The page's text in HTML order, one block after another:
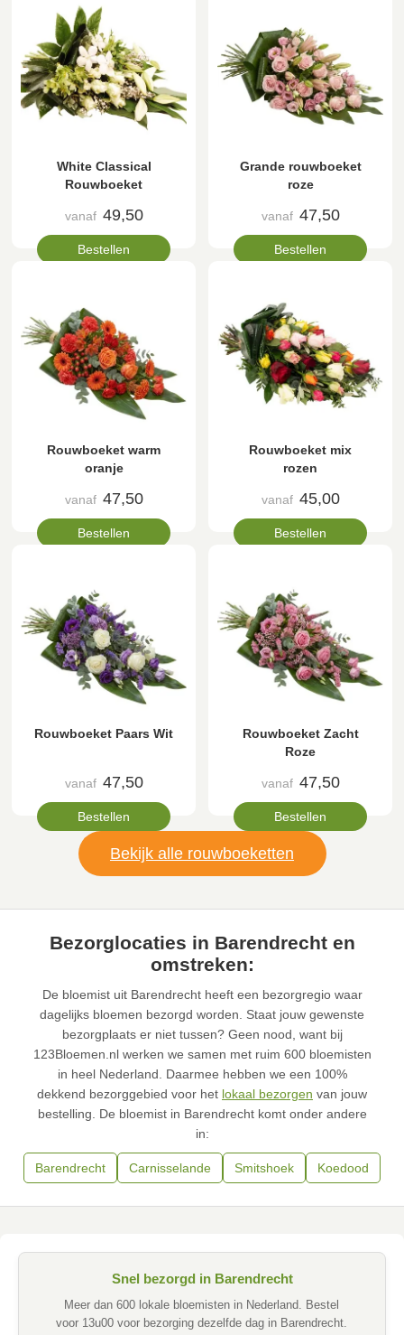
White Classical
Rouwboeket
vanaf 49,50
Bestellen
Grande rouwboeket
roze
vanaf 47,50
Bestellen
Rouwboeket warm
oranje
vanaf 47,50
Bestellen
Rouwboeket mix
rozen
vanaf 45,00
Bestellen
Rouwboeket Paars Wit
vanaf 47,50
Bestellen
Rouwboeket Zacht
Roze
vanaf 47,50
Bestellen
Bekijk alle rouwboeketten
Bezorglocaties in Barendrecht en
omstreken:
De bloemist uit Barendrecht heeft een bezorgregio waar
dagelijks bloemen bezorgd worden. Staat jouw gewenste
bezorgplaats er niet tussen? Geen nood, want bij
123Bloemen.nl werken we samen met ruim 600 bloemisten
in heel Nederland. Daarmee hebben we een 100%
dekkend bezorggebied voor het lokaal bezorgen van jouw
bestelling. De bloemist in Barendrecht komt onder andere
in:
Barendrecht Carnisselande Smitshoek Koedood
Snel bezorgd in Barendrecht
Meer dan 600 lokale bloemisten in Nederland. Bestel
voor 13u00 voor bezorging dezelfde dag in Barendrecht.